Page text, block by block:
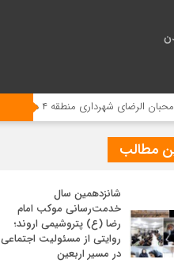
منطقه ۴ در مسیر مشایه
مطالب
شانزدهمین سال
خدمت‌رسانی موکب امام
رضا (ع) پتروشیمی اروند؛
روایتی از مسئولیت اجتماعی
در مسیر اربعین